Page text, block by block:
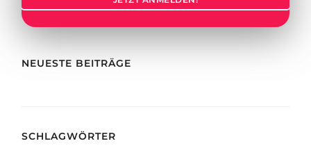
Berufe
BEWERBEN FÜR FACHRICHTUNG …
NEUESTE BEITRÄGE
SCHLAGWÖRTER